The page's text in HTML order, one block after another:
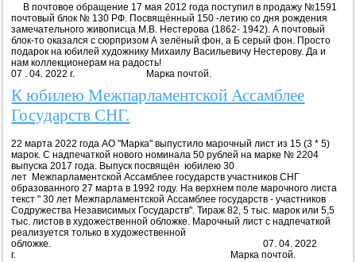
В почтовое обращение 17 мая 2012 года поступил в продажу №1591
почтовый блок № 130 РФ. Посвящённый 150 -летию со дня рождения
замечательного живописца М.В. Нестерова (1862- 1942). А почтовый
блок-то оказался с сюрпризом А зелёный фон, а Б серый фон. Просто
подарок на юбилей художнику Михаилу Васильевичу Нестерову. Да и
нам коллекционерам на радость!
07 . 04. 2022 г. Марка почтой.
К юбилею Межпарламентской Ассамблее
Государств СНГ.
22 марта 2022 года АО "Марка" выпустило марочный лист из 15 (3 * 5)
марок. С надпечаткой нового номинала 50 рублей на марке № 2204
выпуска 2017 года. Выпуск посвящён юбилею 30
лет Межпарламентской Ассамблее государств участников СНГ
образованного 27 марта в 1992 году. На верхнем поле марочного листа
текст " 30 лет Межпарламентской Ассамблее государств - участников
Содружества Независимых Государств". Тираж 82, 5 тыс. марок или 5,5
тыс. листов в художественной обложке. Марочный лист с надпечаткой
реализуется только в художественной
обложке. 07. 04. 2022
г. Марка почтой.